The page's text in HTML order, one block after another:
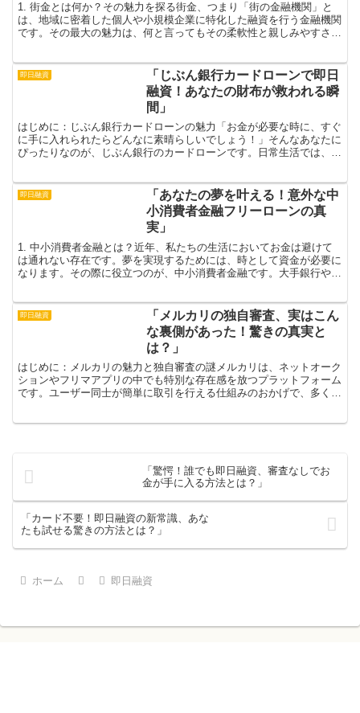
1. 街金とは何か？その魅力を探る街金、つまり「街の金融機関」と
は、地域に密着した個人や小規模企業に特化した融資を行う金融機関
です。その最大の魅力は、何と言ってもその柔軟性と親しみやすさで
即日融資
「じぶん銀行カードローンで即日
融資！あなたの財布が救われる瞬
間」
はじめに：じぶん銀行カードローンの魅力「お金が必要な時に、すぐ
に手に入れられたらどんなに素晴らしいでしょう！」そんなあなたに
ぴったりなのが、じぶん銀行のカードローンです。日常生活では、急
即日融資
「あなたの夢を叶える！意外な中
小消費者金融フリーローンの真
実」
1. 中小消費者金融とは？近年、私たちの生活においてお金は避けて
は通れない存在です。夢を実現するためには、時として資金が必要に
なります。その際に役立つのが、中小消費者金融です。大手銀行や金
即日融資
「メルカリの独自審査、実はこん
な裏側があった！驚きの真実と
は？」
はじめに：メルカリの魅力と独自審査の謎メルカリは、ネットオーク
ションやフリマアプリの中でも特別な存在感を放つプラットフォーム
です。ユーザー同士が簡単に取引を行える仕組みのおかげで、多くの
「驚愕！誰でも即日融資、審査なしでお
金が手に入る方法とは？」
「カード不要！即日融資の新常識、あな
たも試せる驚きの方法とは？」
ホーム 即日融資